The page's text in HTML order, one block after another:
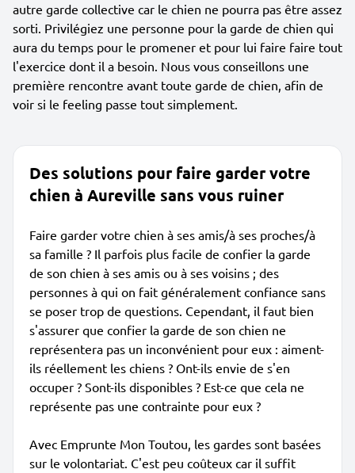
autre garde collective car le chien ne pourra pas être assez
sorti. Privilégiez une personne pour la garde de chien qui
aura du temps pour le promener et pour lui faire faire tout
l'exercice dont il a besoin. Nous vous conseillons une
première rencontre avant toute garde de chien, afin de
voir si le feeling passe tout simplement.
Des solutions pour faire garder votre
chien à Aureville sans vous ruiner
Faire garder votre chien à ses amis/à ses proches/à
sa famille ? Il parfois plus facile de confier la garde
de son chien à ses amis ou à ses voisins ; des
personnes à qui on fait généralement confiance sans
se poser trop de questions. Cependant, il faut bien
s'assurer que confier la garde de son chien ne
représentera pas un inconvénient pour eux : aiment-
ils réellement les chiens ? Ont-ils envie de s'en
occuper ? Sont-ils disponibles ? Est-ce que cela ne
représente pas une contrainte pour eux ?
Avec Emprunte Mon Toutou, les gardes sont basées
sur le volontariat. C'est peu coûteux car il suffit